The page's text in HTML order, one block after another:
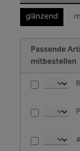
glänzend
Passende
mitbestellen